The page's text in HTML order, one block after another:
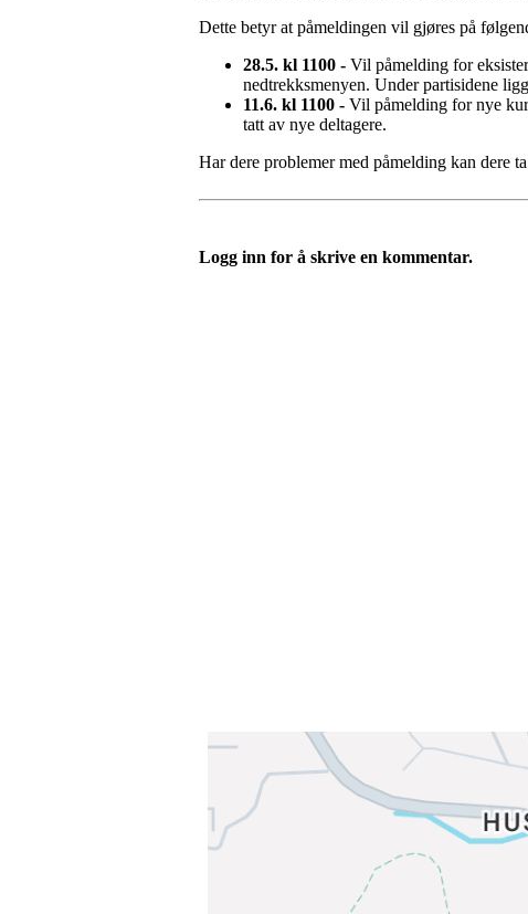
Dette betyr at påmeldingen vil gjøres på
28.5. kl 1100 - Vil påmelding for
nedtrekksmenyen. Under partisidene
11.6. kl 1100 - Vil påmelding for nye
tatt av nye deltagere.
Har dere problemer med påmelding kan dere
Logg inn for å skrive en kommentar.